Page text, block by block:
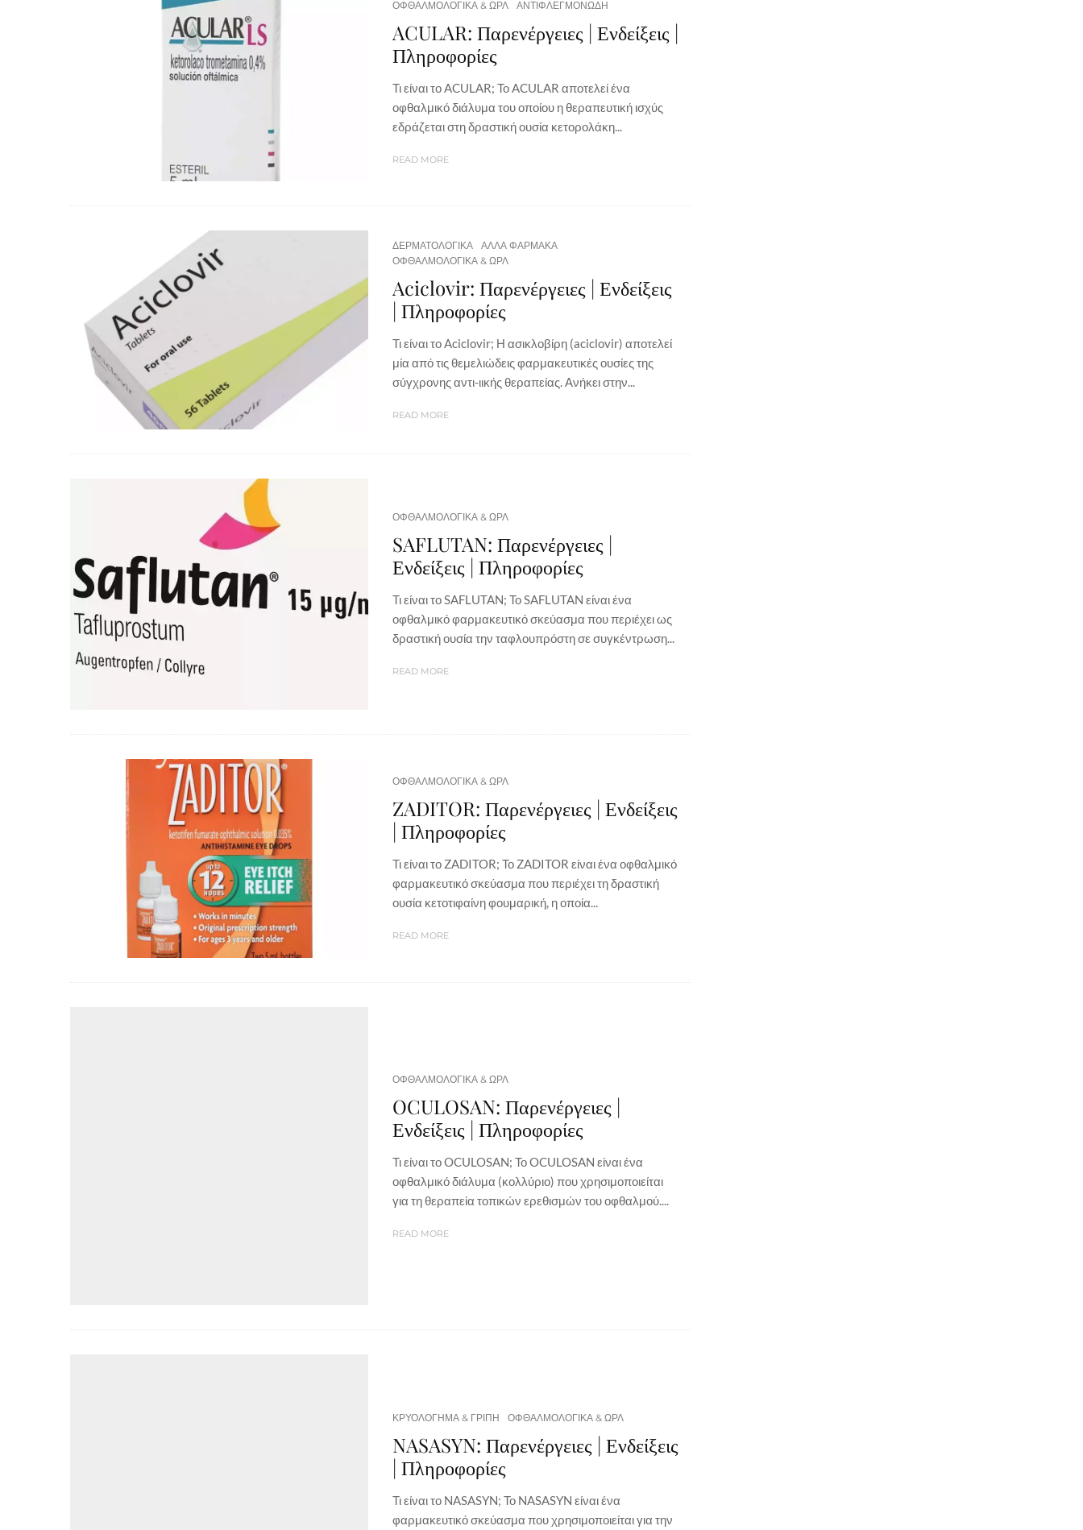
ΟΦΘΑΛΜΟΛΟΓΙΚΑ & ΩΡΛ ΑΝΤΙΦΛΕΓΜΟΝΩΔΗ
ACULAR: Παρενέργειες | Ενδείξεις |
Πληροφορίες
Τι είναι το ACULAR; Το ACULAR αποτελεί ένα
οφθαλμικό διάλυμα του οποίου η θεραπευτική ισχύς
εδράζεται στη δραστική ουσία κετορολάκη...
READ MORE
ΔΕΡΜΑΤΟΛΟΓΙΚΑ
ΑΛΛΑ ΦΑΡΜΑΚΑ
ΟΦΘΑΛΜΟΛΟΓΙΚΑ & ΩΡΛ
Aciclovir: Παρενέργειες | Ενδείξεις
| Πληροφορίες
Τι είναι το Aciclovir; Η ασικλοβίρη (aciclovir) αποτελεί
μία από τις θεμελιώδεις φαρμακευτικές ουσίες της
σύγχρονης αντι-ιικής θεραπείας. Ανήκει στην...
READ MORE
ΟΦΘΑΛΜΟΛΟΓΙΚΑ & ΩΡΛ
SAFLUTAN: Παρενέργειες |
Ενδείξεις | Πληροφορίες
Τι είναι το SAFLUTAN; Το SAFLUTAN είναι ένα
οφθαλμικό φαρμακευτικό σκεύασμα που περιέχει ως
δραστική ουσία την ταφλουπρόστη σε συγκέντρωση...
READ MORE
ΟΦΘΑΛΜΟΛΟΓΙΚΑ & ΩΡΛ
ZADITOR: Παρενέργειες | Ενδείξεις
| Πληροφορίες
Τι είναι το ZADITOR; Το ZADITOR είναι ένα οφθαλμικό
φαρμακευτικό σκεύασμα που περιέχει τη δραστική
ουσία κετοτιφαίνη φουμαρική, η οποία...
READ MORE
ΟΦΘΑΛΜΟΛΟΓΙΚΑ & ΩΡΛ
OCULOSAN: Παρενέργειες |
Ενδείξεις | Πληροφορίες
Τι είναι το OCULOSAN; Το OCULOSAN είναι ένα
οφθαλμικό διάλυμα (κολλύριο) που χρησιμοποιείται
για τη θεραπεία τοπικών ερεθισμών του οφθαλμού....
READ MORE
ΚΡΥΟΛΟΓΗΜΑ & ΓΡΙΠΗ ΟΦΘΑΛΜΟΛΟΓΙΚΑ & ΩΡΛ
NASASYN: Παρενέργειες | Ενδείξεις
| Πληροφορίες
Τι είναι το NASASYN; Το NASASYN είναι ένα
φαρμακευτικό σκεύασμα που χρησιμοποιείται για την